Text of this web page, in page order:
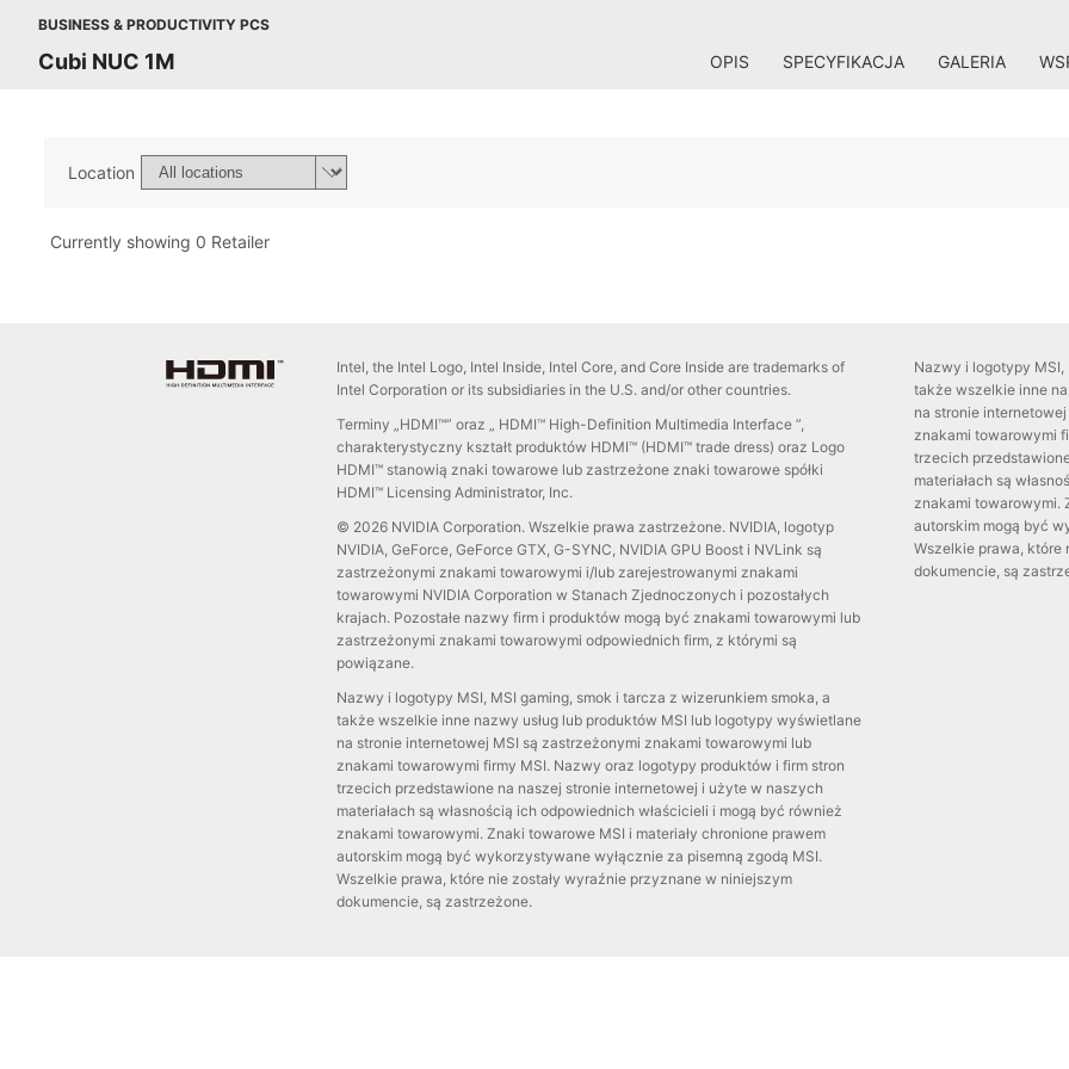
BUSINESS & PRODUCTIVITY PCS
Cubi NUC 1M OPIS SPECYFIKACJA GALERIA
Location
Currently showing 0 Retailer
Intel, the Intel Logo, Intel Inside, Intel Core, and Core Inside are trademarks of
Intel Corporation or its subsidiaries in the U.S. and/or other countries.
Terminy „HDMI™” oraz „ HDMI™ High-Definition Multimedia Interface ”,
charakterystyczny kształt produktów HDMI™ (HDMI™ trade dress) oraz Logo
HDMI™ stanowią znaki towarowe lub zastrzeżone znaki towarowe spółki
HDMI™ Licensing Administrator, Inc.
© 2026 NVIDIA Corporation. Wszelkie prawa zastrzeżone. NVIDIA, logotyp
NVIDIA, GeForce, GeForce GTX, G-SYNC, NVIDIA GPU Boost i NVLink są
zastrzeżonymi znakami towarowymi i/lub zarejestrowanymi znakami
towarowymi NVIDIA Corporation w Stanach Zjednoczonych i pozostałych
krajach. Pozostałe nazwy firm i produktów mogą być znakami towarowymi lub
zastrzeżonymi znakami towarowymi odpowiednich firm, z którymi są
powiązane.
Nazwy i logotypy MSI, MSI gaming, smok i tarcza z wizerunkiem smoka, a
także wszelkie inne nazwy usług lub produktów MSI lub logotypy wyświetlane
na stronie internetowej MSI są zastrzeżonymi znakami towarowymi lub
znakami towarowymi firmy MSI. Nazwy oraz logotypy produktów i firm stron
trzecich przedstawione na naszej stronie internetowej i użyte w naszych
materiałach są własnością ich odpowiednich właścicieli i mogą być również
znakami towarowymi. Znaki towarowe MSI i materiały chronione prawem
autorskim mogą być wykorzystywane wyłącznie za pisemną zgodą MSI.
Wszelkie prawa, które nie zostały wyraźnie przyznane w niniejszym
dokumencie, są zastrzeżone.
Nazwy i logotypy MSI,
także wszelkie inne
na stronie
znakami towarowymi
trzecich
materiałach są
znakami towarowymi.
autorskim mogą być
Wszelkie prawa, które
dokumencie, są